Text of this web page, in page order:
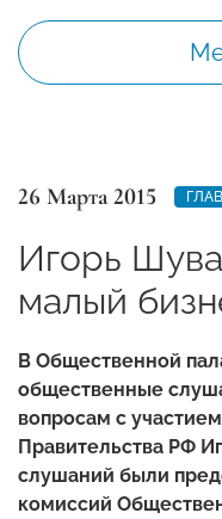
26 Марта 2015
Игорь
малый
В Общественной
общественные
вопросам с
Правительства РФ
слушаний были
комиссий